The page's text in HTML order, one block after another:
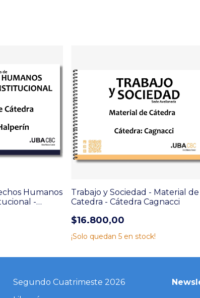
Humanos
-
Trabajo y Sociedad - Material de
Catedra - Cátedra Cagnacci
$16.800,00
¡Solo quedan 5 en stock!
Segundo Cuatrimeste 2026